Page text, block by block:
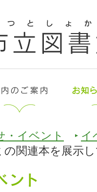
・イベント
イ
の関連本を展示